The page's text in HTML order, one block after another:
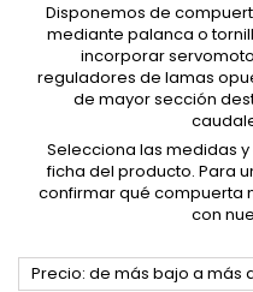
Disponemos de
mediante palanca o
incorporar
reguladores de lamas
de mayor sección
Selecciona las medidas
ficha del producto. Para
confirmar qué compuerta
con
Precio: de más bajo a más